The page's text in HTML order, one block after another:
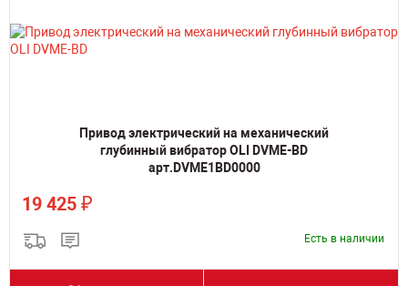
Привод электрический на механический
глубинный вибратор OLI DVME-BD
арт.DVME1BD0000
19 425 ₽
Есть в наличии